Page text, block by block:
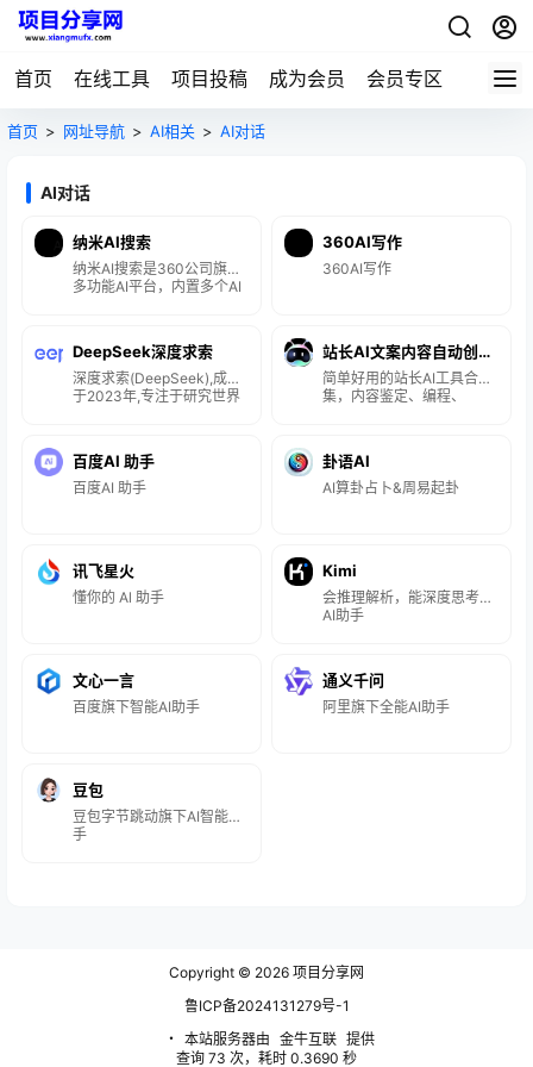
首页 在线工具 项目投稿 成为会员 会员专区
首页 > 网址导航 > AI相关 > AI对话
AI对话
纳米AI搜索
纳米AI搜索是360公司旗下
多功能AI平台，内置多个AI
360AI写作
360AI写作
DeepSeek‌深度求索
深度求索(DeepSeek),成立
于2023年,专注于研究世界
性难题。基于自研训练框
架、自建智算集群和万卡算
力等资源,深度求索团队仅用
站长AI文案内容自动创作
神器
简单好用的站长AI工具合
集，内容鉴定、编程、
百度AI 助手
百度AI 助手
卦语AI
AI算卦占卜&周易起卦
讯飞星火
懂你的 Al 助手
Kimi
会推理解析，能深度思考的
AI助手
文心一言
百度旗下智能AI助手
通义千问
阿里旗下全能AI助手
豆包
豆包字节跳动旗下AI智能助
手
Copyright © 2026 项目分享网
鲁ICP备2024131279号-1
・ 本站服务器由 金牛互联 提供
查询 73 次，耗时 0.3690 秒